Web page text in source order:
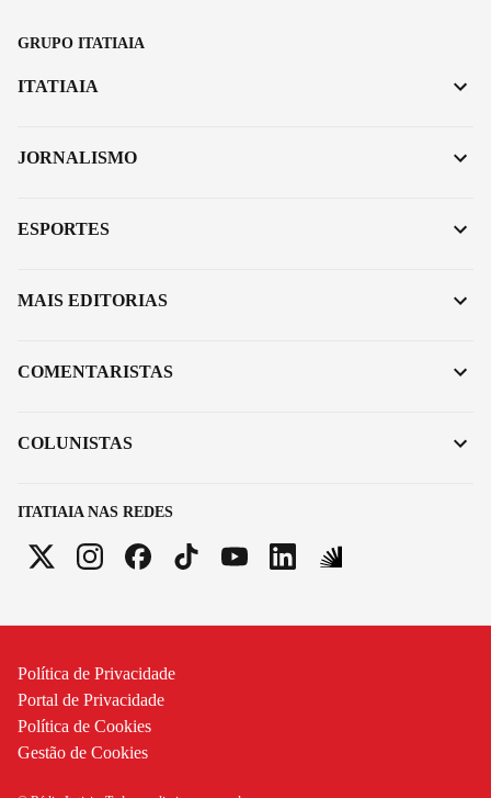
GRUPO ITATIAIA
ITATIAIA NAS REDES
ITATIAIA
JORNALISMO
ESPORTES
MAIS EDITORIAS
COMENTARISTAS
COLUNISTAS
Política de Privacidade
Portal de Privacidade
Política de Cookies
Gestão de Cookies